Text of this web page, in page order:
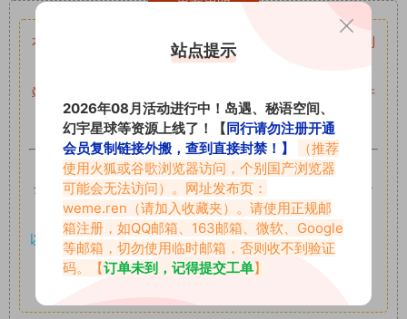
本站资源均来自网络分享，如有侵犯你的权益请私信留言
收到
留言后，我们会第一时间进行审核后删除。
站内资源为网友个人学习或测试研究使用，未经原版权作者许
可,禁止用于任何商业途径！请在下载24小时内删除！
如果遇到付费才可获取的素材，建议升级对应的VIP。
全站付费素材可提供补档服务“均有备份 ”，
素材以主流网盘分
享。
以7z、7z分卷格式压缩，解压应下载对应的软件操作，电脑：
7-zip；安卓：zarchiver；苹果：解压专家
站点提示
2026年08月活动进行中！岛遇、秘语空间、
幻宇星球等资源上线了！【同行请勿注册开通
会员复制链接外搬，查到直接封禁！】
（推荐
使用火狐或谷歌浏览器访问，个别国产浏览器
可能会无法访问）。网址发布页：
weme.ren （请加入收藏夹）。请使用正规邮
箱注册，如QQ邮箱、163邮箱、微软、Google
等邮箱，切勿使用临时邮箱，否则收不到验证
码。【订单未到，记得提交工单】